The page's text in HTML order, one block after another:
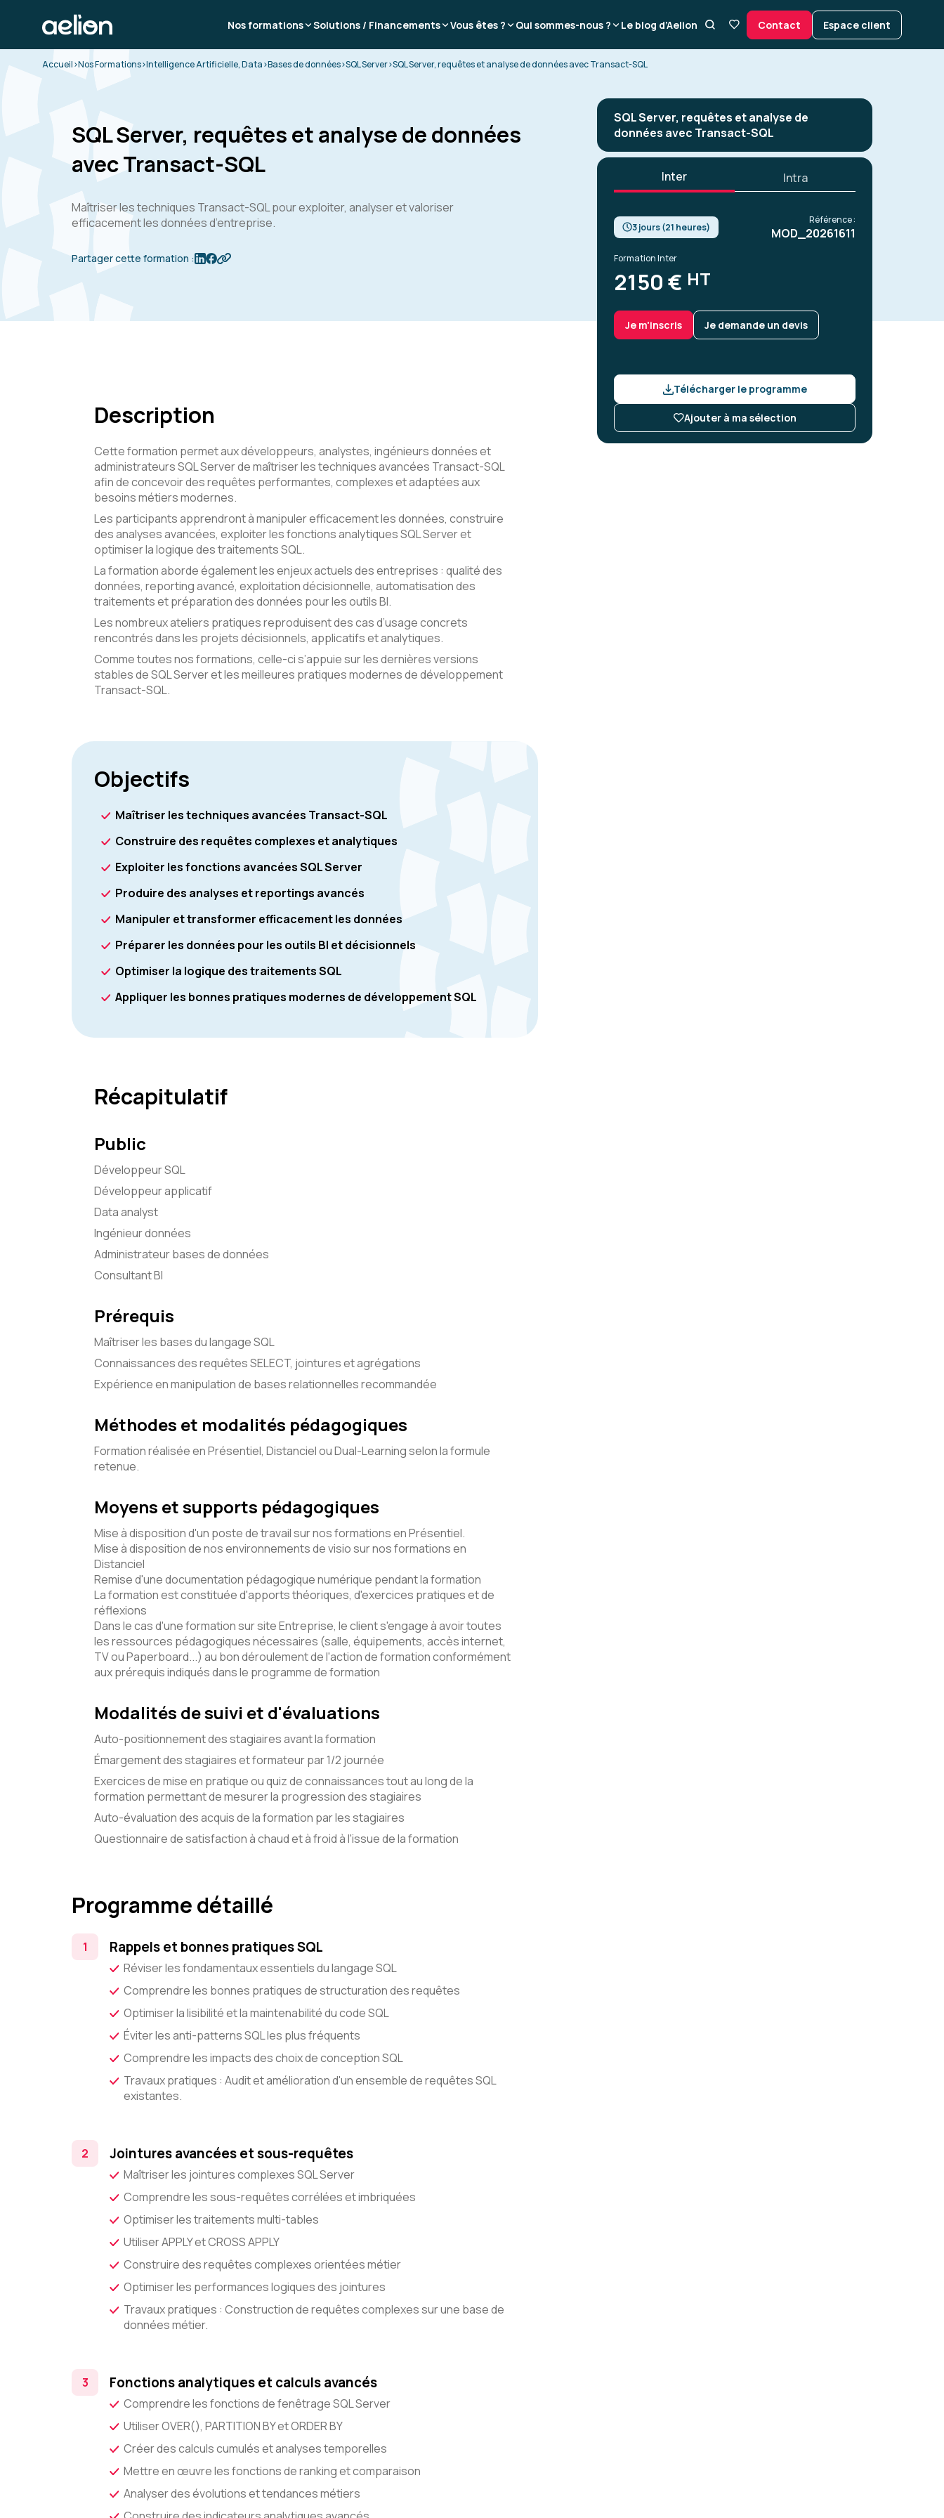
Nos formations Solutions / Financements Vous êtes ? Qui sommes-nous ? Le blog d’Aelion Contact Espace client
Accueil>Nos Formations>Intelligence Artificielle, Data>Bases de données>SQL Server>SQL Server, requêtes et analyse de données avec Transact-SQL
SQL Server, requêtes et analyse de données
avec Transact-SQL
Maîtriser les techniques Transact-SQL pour exploiter, analyser et valoriser
efficacement les données d’entreprise.
Partager cette formation :
SQL Server, requêtes et analyse de
données avec Transact-SQL
Inter Intra
3 jours (21 heures)
Référence :
MOD_20261611
Formation Inter
2150 € HT
Je m'inscris Je demande un devis
Télécharger le programme
Ajouter à ma sélection
Description
Cette formation permet aux développeurs, analystes, ingénieurs données et
administrateurs SQL Server de maîtriser les techniques avancées Transact-SQL
afin de concevoir des requêtes performantes, complexes et adaptées aux
besoins métiers modernes.
Les participants apprendront à manipuler efficacement les données, construire
des analyses avancées, exploiter les fonctions analytiques SQL Server et
optimiser la logique des traitements SQL.
La formation aborde également les enjeux actuels des entreprises : qualité des
données, reporting avancé, exploitation décisionnelle, automatisation des
traitements et préparation des données pour les outils BI.
Les nombreux ateliers pratiques reproduisent des cas d’usage concrets
rencontrés dans les projets décisionnels, applicatifs et analytiques.
Comme toutes nos formations, celle-ci s’appuie sur les dernières versions
stables de SQL Server et les meilleures pratiques modernes de développement
Transact-SQL.
Objectifs
Maîtriser les techniques avancées Transact-SQL
Construire des requêtes complexes et analytiques
Exploiter les fonctions avancées SQL Server
Produire des analyses et reportings avancés
Manipuler et transformer efficacement les données
Préparer les données pour les outils BI et décisionnels
Optimiser la logique des traitements SQL
Appliquer les bonnes pratiques modernes de développement SQL
Récapitulatif
Public
Développeur SQL
Développeur applicatif
Data analyst
Ingénieur données
Administrateur bases de données
Consultant BI
Prérequis
Maîtriser les bases du langage SQL
Connaissances des requêtes SELECT, jointures et agrégations
Expérience en manipulation de bases relationnelles recommandée
Méthodes et modalités pédagogiques
Formation réalisée en Présentiel, Distanciel ou Dual-Learning selon la formule
retenue.
Moyens et supports pédagogiques
Mise à disposition d'un poste de travail sur nos formations en Présentiel.
Mise à disposition de nos environnements de visio sur nos formations en
Distanciel
Remise d'une documentation pédagogique numérique pendant la formation
La formation est constituée d'apports théoriques, d'exercices pratiques et de
réflexions
Dans le cas d'une formation sur site Entreprise, le client s'engage à avoir toutes
les ressources pédagogiques nécessaires (salle, équipements, accès internet,
TV ou Paperboard...) au bon déroulement de l'action de formation conformément
aux prérequis indiqués dans le programme de formation
Modalités de suivi et d'évaluations
Auto-positionnement des stagiaires avant la formation
Émargement des stagiaires et formateur par 1/2 journée
Exercices de mise en pratique ou quiz de connaissances tout au long de la
formation permettant de mesurer la progression des stagiaires
Auto-évaluation des acquis de la formation par les stagiaires
Questionnaire de satisfaction à chaud et à froid à l'issue de la formation
Programme détaillé
Rappels et bonnes pratiques SQL
Réviser les fondamentaux essentiels du langage SQL
Comprendre les bonnes pratiques de structuration des requêtes
Optimiser la lisibilité et la maintenabilité du code SQL
Éviter les anti-patterns SQL les plus fréquents
Comprendre les impacts des choix de conception SQL
Travaux pratiques : Audit et amélioration d'un ensemble de requêtes SQL
existantes.
Jointures avancées et sous-requêtes
Maîtriser les jointures complexes SQL Server
Comprendre les sous-requêtes corrélées et imbriquées
Optimiser les traitements multi-tables
Utiliser APPLY et CROSS APPLY
Construire des requêtes complexes orientées métier
Optimiser les performances logiques des jointures
Travaux pratiques : Construction de requêtes complexes sur une base de
données métier.
Fonctions analytiques et calculs avancés
Comprendre les fonctions de fenêtrage SQL Server
Utiliser OVER(), PARTITION BY et ORDER BY
Créer des calculs cumulés et analyses temporelles
Mettre en œuvre les fonctions de ranking et comparaison
Analyser des évolutions et tendances métiers